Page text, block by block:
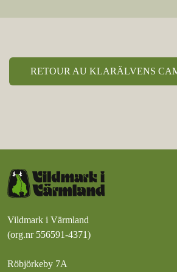
RETOUR AU KLARÄLVENS
Vildmark i Värmland
(org.nr 556591-4371)
Röbjörkeby 7A